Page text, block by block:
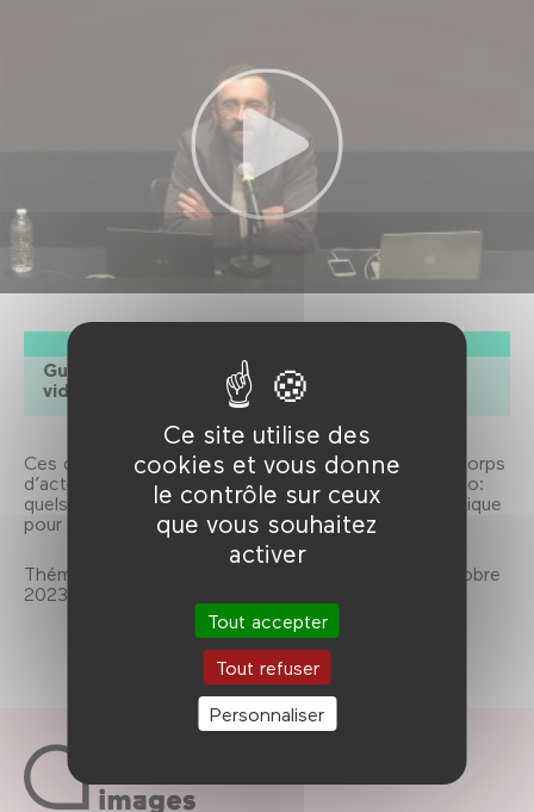
Ce site utilise des
cookies et vous donne
le contrôle sur ceux
que vous souhaitez
activer
Tout accepter
Tout refuser
Personnaliser
Guillaume Grandjean, universitaire et critique
vidéoludique.
Ces dernières années ont vu fleurir l’incursion des corps
d’acteur·ices dans le monde des avatars de jeu vidéo:
quels sont les enjeux de cette intrusion transmédiatique
pour le design et l’expérience de jeu?
Thématique Acteurs, Actrices & Avatars, du 11 octobre
2023 au 24 janvier 2024.